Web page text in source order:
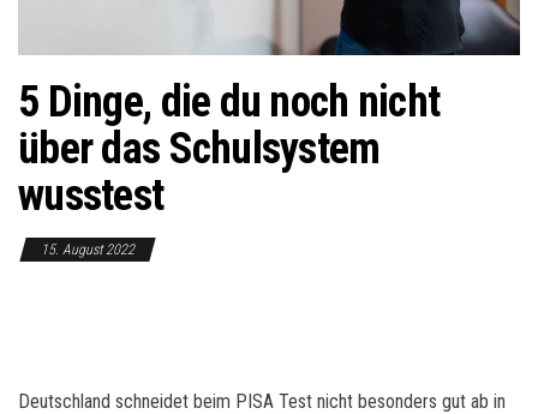
n
5 Dinge, die du noch nicht
über das Schulsystem
wusstest
15. August 2022
Deutschland schneidet beim PISA Test nicht besonders gut ab in